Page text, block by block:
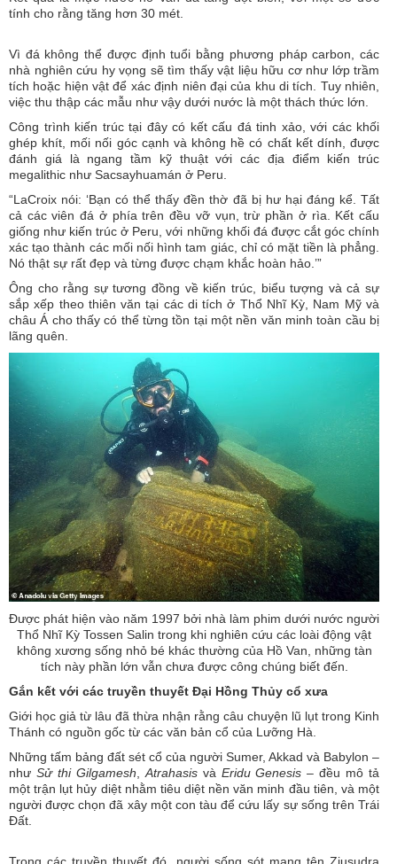
tính cho rằng tăng hơn 30 mét.
Vì đá không thể được định tuổi bằng phương pháp carbon, các
nhà nghiên cứu hy vọng sẽ tìm thấy vật liệu hữu cơ như lớp trầm
tích hoặc hiện vật để xác định niên đại của khu di tích. Tuy nhiên,
việc thu thập các mẫu như vậy dưới nước là một thách thức lớn.
Công trình kiến trúc tại đây có kết cấu đá tinh xảo, với các khối
ghép khít, mối nối góc cạnh và không hề có chất kết dính, được
đánh giá là ngang tầm kỹ thuật với các địa điểm kiến trúc
megalithic như Sacsayhuamán ở Peru.
“LaCroix nói: ‘Bạn có thể thấy đền thờ đã bị hư hại đáng kể. Tất
cả các viên đá ở phía trên đều vỡ vụn, trừ phần ở rìa. Kết cấu
giống như kiến trúc ở Peru, với những khối đá được cắt góc chính
xác tạo thành các mối nối hình tam giác, chỉ có mặt tiền là phẳng.
Nó thật sự rất đẹp và từng được chạm khắc hoàn hảo.’”
Ông cho rằng sự tương đồng về kiến trúc, biểu tượng và cả sự
sắp xếp theo thiên văn tại các di tích ở Thổ Nhĩ Kỳ, Nam Mỹ và
châu Á cho thấy có thể từng tồn tại một nền văn minh toàn cầu bị
lãng quên.
Được phát hiện vào năm 1997 bởi nhà làm phim dưới nước người
Thổ Nhĩ Kỳ Tossen Salin trong khi nghiên cứu các loài động vật
không xương sống nhỏ bé khác thường của Hồ Van, những tàn
tích này phần lớn vẫn chưa được công chúng biết đến.
Gắn kết với các truyền thuyết Đại Hồng Thủy cổ xưa
Giới học giả từ lâu đã thừa nhận rằng câu chuyện lũ lụt trong Kinh
Thánh có nguồn gốc từ các văn bản cổ của Lưỡng Hà.
Những tấm bảng đất sét cổ của người Sumer, Akkad và Babylon –
như Sử thi Gilgamesh Atrahasisvà Eridu Genesis – đều mô tả
một trận lụt hủy diệt nhằm tiêu diệt nền văn minh đầu tiên, và một
người được chọn đã xây một con tàu để cứu lấy sự sống trên Trái
Đất.
Trong các truyền thuyết đó, người sống sót mang tên Ziusudra